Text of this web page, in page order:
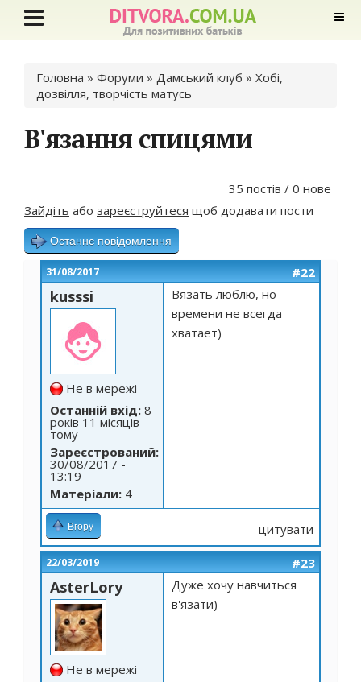
Ви є тут
Головна » Форуми » Дамський клуб » Хобі,
дозвілля, творчість матусь
В'язання спицями
35 постів / 0 нове
Зайдіть або зареєструйтеся щоб додавати пости
Останнє повідомлення
31/08/2017 #22
kusssi
Не в мережі
Останній вхід: 8
років 11 місяців
тому
Зареєстрований:
30/08/2017 -
13:19
Матеріали: 4
Вязать люблю, но
времени не всегда
хватает)
Вгору цитувати
22/03/2019 #23
AsterLory
Не в мережі
Дуже хочу навчиться
в'язати)